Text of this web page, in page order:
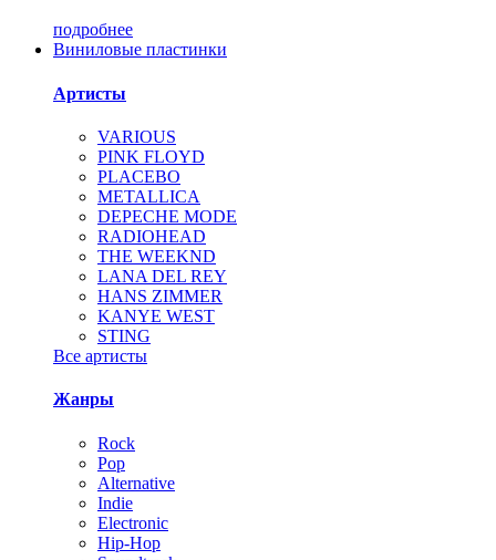
подробнее
Виниловые пластинки
Артисты
VARIOUS
PINK FLOYD
PLACEBO
METALLICA
DEPECHE MODE
RADIOHEAD
THE WEEKND
LANA DEL REY
HANS ZIMMER
KANYE WEST
STING
Все артисты
Жанры
Rock
Pop
Alternative
Indie
Electronic
Hip-Hop